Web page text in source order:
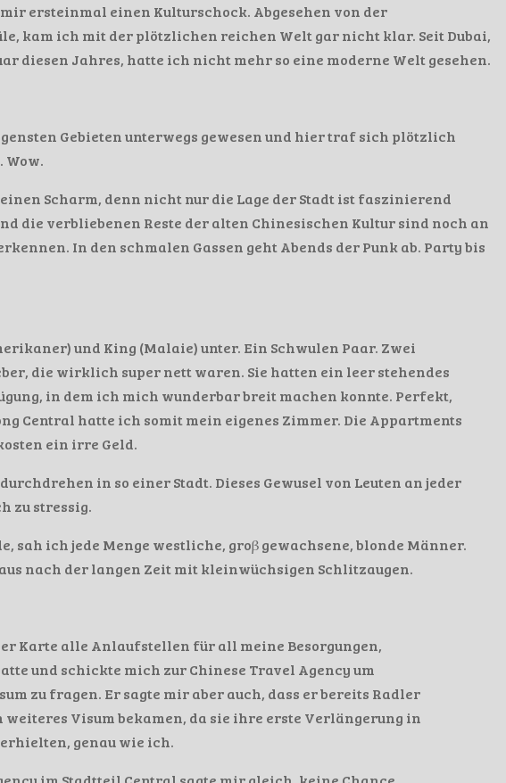
ersteinmal einen Kulturschock. Abgesehen von der
kam ich mit der plötzlichen reichen Welt gar nicht klar. Seit Dubai,
diesen Jahres, hatte ich nicht mehr so eine moderne Welt gesehen.
Gebieten unterwegs gewesen und hier traf sich plötzlich
Wow.
Scharm, denn nicht nur die Lage der Stadt ist faszinierend
die verbliebenen Reste der alten Chinesischen Kultur sind noch an
In den schmalen Gassen geht Abends der Punk ab. Party bis
und King (Malaie) unter. Ein Schwulen Paar. Zwei
die wirklich super nett waren. Sie hatten ein leer stehendes
in dem ich mich wunderbar breit machen konnte. Perfekt,
Central hatte ich somit mein eigenes Zimmer. Die Appartments
ein irre Geld.
in so einer Stadt. Dieses Gewusel von Leuten an jeder
zu stressig.
sah ich jede Menge westliche, groβ gewachsene, blonde Männer.
nach der langen Zeit mit kleinwüchsigen Schlitzaugen.
Karte alle Anlaufstellen für all meine Besorgungen,
und schickte mich zur Chinese Travel Agency um
zu fragen. Er sagte mir aber auch, dass er bereits Radler
weiteres Visum bekamen, da sie ihre erste Verlängerung in
genau wie ich.